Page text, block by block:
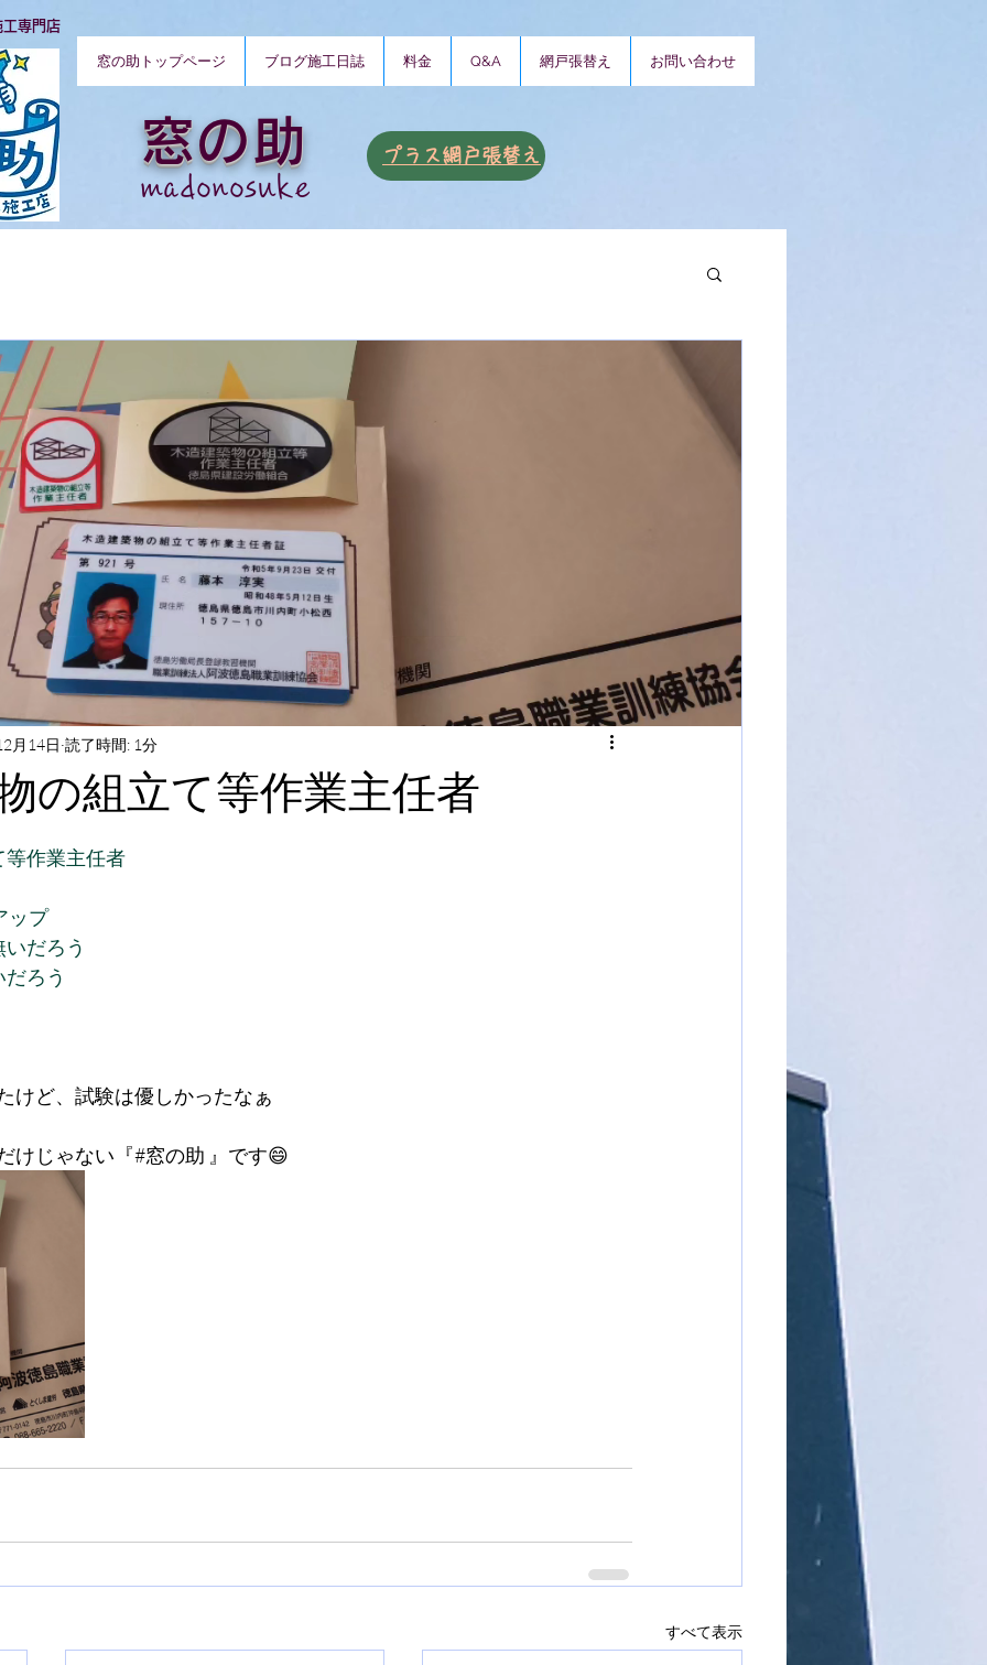
工専門店
窓の助トップページ ブログ施工日誌 料金 Q&A 網戸張替え お問い合わせ
窓の助
​madonosuke
​プラス網戸張替え
の組立て等作業主任者
月14日 読了時間: 1分
作業主任者
ップ
だろう
ろう
けど、試験は優しかったなぁ
けじゃない『#窓の助 』です😄
すべて表示